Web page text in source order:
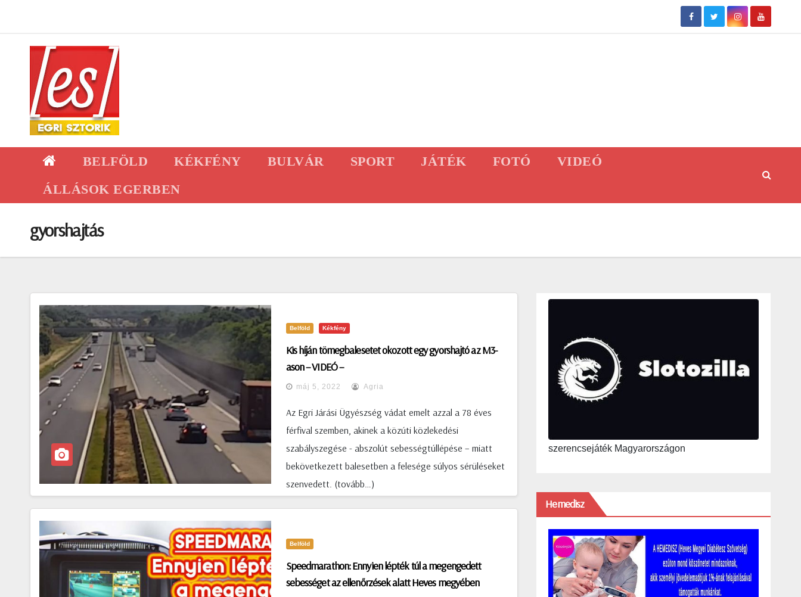
content
BELFÖLD KÉKFÉNY BULVÁR SPORT JÁTÉK FOTÓ
VIDEÓ
ÁLLÁSOK EGERBEN
gyorshajtás
Belföld Kékfény
Kis híján tömegbalesetet okozott egy gyorshajtó az M3-
ason – VIDEÓ –
máj 5, 2022 Agria
Az Egri Járási Ügyészség vádat emelt azzal a 78 éves
férfival szemben, akinek a közúti közlekedési
szabályszegése - abszolút sebességtúllépése – miatt
bekövetkezett balesetben a felesége súlyos sérüléseket
szenvedett. (tovább…)
Belföld
Speedmarathon: Ennyien lépték túl a megengedett
sebességet az ellenőrzések alatt Heves megyében
szerencsejáték Magyarországon
Hemedisz